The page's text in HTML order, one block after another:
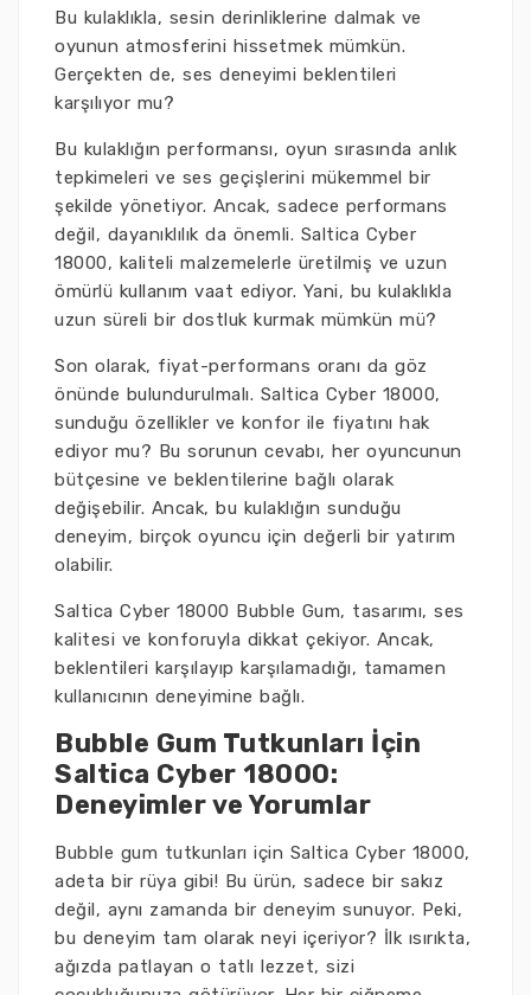
Bu kulaklıkla, sesin derinliklerine dalmak ve
oyunun atmosferini hissetmek mümkün.
Gerçekten de, ses deneyimi beklentileri
karşılıyor mu?
Bu kulaklığın performansı, oyun sırasında anlık
tepkimeleri ve ses geçişlerini mükemmel bir
şekilde yönetiyor. Ancak, sadece performans
değil, dayanıklılık da önemli. Saltica Cyber
18000, kaliteli malzemelerle üretilmiş ve uzun
ömürlü kullanım vaat ediyor. Yani, bu kulaklıkla
uzun süreli bir dostluk kurmak mümkün mü?
Son olarak, fiyat-performans oranı da göz
önünde bulundurulmalı. Saltica Cyber 18000,
sunduğu özellikler ve konfor ile fiyatını hak
ediyor mu? Bu sorunun cevabı, her oyuncunun
bütçesine ve beklentilerine bağlı olarak
değişebilir. Ancak, bu kulaklığın sunduğu
deneyim, birçok oyuncu için değerli bir yatırım
olabilir.
Saltica Cyber 18000 Bubble Gum, tasarımı, ses
kalitesi ve konforuyla dikkat çekiyor. Ancak,
beklentileri karşılayıp karşılamadığı, tamamen
kullanıcının deneyimine bağlı.
Bubble Gum Tutkunları İçin
Saltica Cyber 18000:
Deneyimler ve Yorumlar
Bubble gum tutkunları için Saltica Cyber 18000,
adeta bir rüya gibi! Bu ürün, sadece bir sakız
değil, aynı zamanda bir deneyim sunuyor. Peki,
bu deneyim tam olarak neyi içeriyor? İlk ısırıkta,
ağızda patlayan o tatlı lezzet, sizi